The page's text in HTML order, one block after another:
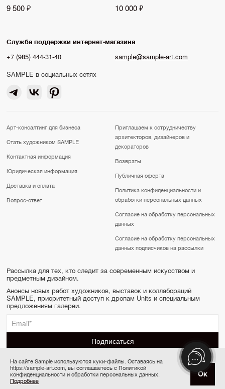
Купить за 10 500 ₽
9 500 ₽ 10 000 ₽
Служба поддержки интернет-магазина
+7 (985) 444-31-40
sample@sample-art.com
SAMPLE в социальных сетях
Арт-консалтинг для бизнеса
Стать художником SAMPLE
Контактная информация
Юридическая информация
Доставка и оплата
Вопрос-ответ
Приглашаем к сотрудничеству
архитекторов, дизайнеров и
декораторов
Возвраты
Публичная оферта
Политика конфиденциальности и
обработки персональных данных
Согласие на обработку персональных
данных
Согласие на обработку персональных
данных подписчиков на рассылки
Рассылка для тех, кто следит за современным искусством и
предметным дизайном.
Анонсы новых работ художников, выставок и коллабораций
SAMPLE, приоритетный доступ к дропам Units и специальным
предложениям галереи.
SAMPLE | Online gallery & Auction © 2022-2026
Сделано в Апривер
На сайте Sample используются куки-файлы. Оставаясь на
https://sample-art.com, вы соглашаетесь с Политикой
конфиденциальности и обработки персональных данных.
Подробнее
Ок